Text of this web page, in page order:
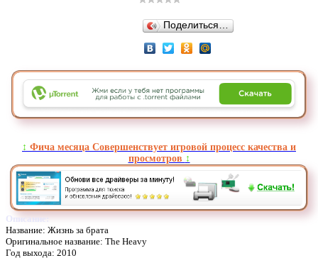
Поделиться…
↕️ Фича месяца Совершенствует игровой процесс качества и
просмотров ↕️
Описание:
Название: Жизнь за брата
Оригинальное название: The Heavy
Год выхода: 2010